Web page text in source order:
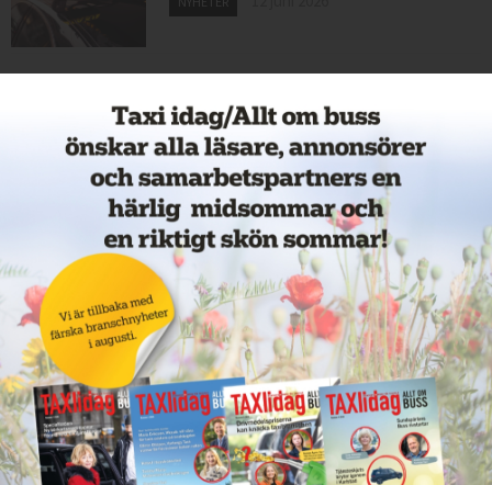
bussar
NYHETER 11 juni 2026
Nytt taxiföretag i Sigtuna
NYHETER 11 juni 2026
Nytt taxibolag i Borlänge
NYHETER 11 juni 2026
Taxibommar fick inte avsedd
effekt vid Lund C